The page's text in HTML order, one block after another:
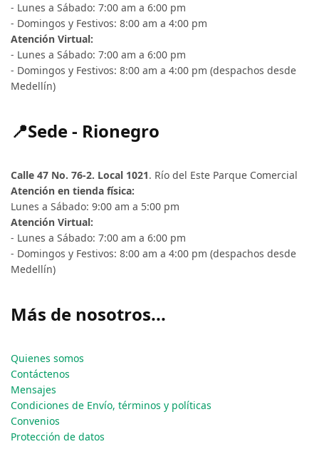
- Lunes a Sábado: 7:00 am a 6:00 pm
- Domingos y Festivos: 8:00 am a 4:00 pm
Atención Virtual:
- Lunes a Sábado: 7:00 am a 6:00 pm
- Domingos y Festivos: 8:00 am a 4:00 pm (despachos desde
Medellín)
📍Sede - Rionegro
Calle 47 No. 76-2. Local 1021. Río del Este Parque Comercial
Atención en tienda física:
Lunes a Sábado: 9:00 am a 5:00 pm
Atención Virtual:
- Lunes a Sábado: 7:00 am a 6:00 pm
- Domingos y Festivos: 8:00 am a 4:00 pm (despachos desde
Medellín)
Más de nosotros...
Quienes somos
Contáctenos
Mensajes
Condiciones de Envío, términos y políticas
Convenios
Protección de datos